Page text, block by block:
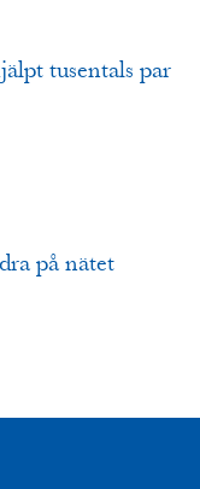
tusentals par
på nätet